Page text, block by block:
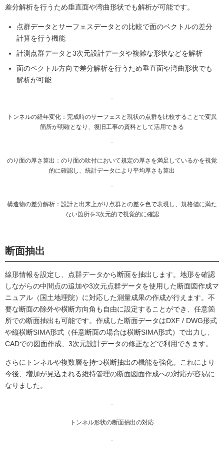
差分解析を行うため垂直面や湾曲形状でも解析が可能です。
点群データとサーフェスデータとの比較で面のベクトルの差分
計算を行う機能
計測点群データと3次元設計データや複雑な形状などを解析
面のベクトル方向で差分解析を行うため垂直面や湾曲形状でも
解析が可能
トンネルの経年変化：完成時のサーフェスと現状の点群を比較することで変異
箇所が明確となり、復旧工事の資料として活用できる
のり面の厚さ算出：のり面の吹付において規定の厚さを満足しているかを視覚
的に確認し、統計データにより平均厚さも算出
構造物の差分解析：設計と出来上がり点群との差を色で表現し、規格値に満た
ない箇所を3次元的で視覚的に確認
断面抽出
線形情報を設定し、点群データから断面を抽出します。地形を確認
しながらの中間点の追加や3次元点群データを使用した断面図作成マ
ニュアル（国土地理院）に対応した測量成果の作成が行えます。不
要な断面の除外や横断方向角も自由に設定することができ、任意箇
所での断面抽出も可能です。作成した断面データはDXF / DWG形式
や縦横断SIMA形式（任意断面の場合は横断SIMA形式）で出力し、
CADでの図面作成、3次元設計データの修正などで利用できます。
さらにトンネルや複数層を持つ横断抽出の機能を強化。これにより
今後、増加が見込まれる維持管理の断面図面作成への対応が容易に
なりました。
トンネル形状の断面抽出の対応